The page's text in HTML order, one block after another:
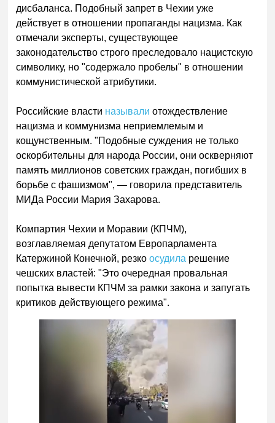
дисбаланса. Подобный запрет в Чехии уже
действует в отношении пропаганды нацизма. Как
отмечали эксперты, существующее
законодательство строго преследовало нацистскую
символику, но "содержало пробелы" в отношении
коммунистической атрибутики.
Российские власти называли отождествление
нацизма и коммунизма неприемлемым и
кощунственным. "Подобные суждения не только
оскорбительны для народа России, они оскверняют
память миллионов советских граждан, погибших в
борьбе с фашизмом", — говорила представитель
МИДа России Мария Захарова.
Компартия Чехии и Моравии (КПЧМ),
возглавляемая депутатом Европарламента
Катержиной Конечной, резкоосудила решение
чешских властей: "Это очередная провальная
попытка вывести КПЧМ за рамки закона и запугать
критиков действующего режима".